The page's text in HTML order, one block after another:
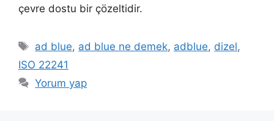
çevre dostu bir çözeltidir.
Etiketler
ad blue, ad blue ne demek, adblue, dizel,
ISO 22241
Yorum yap